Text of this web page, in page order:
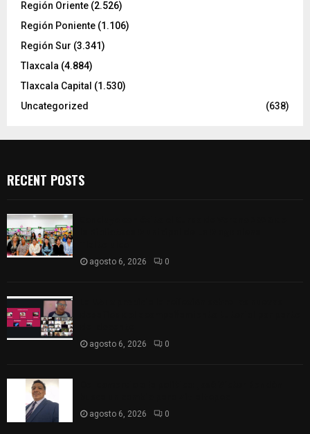
Región Oriente (2.526)
Región Poniente (1.106)
Región Sur (3.341)
Tlaxcala (4.884)
Tlaxcala Capital (1.530)
Uncategorized
(638)
RECENT POSTS
agosto 6, 2026 0
agosto 6, 2026 0
agosto 6, 2026 0